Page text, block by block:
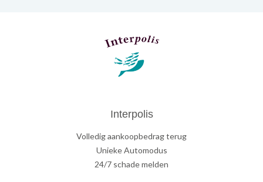
Interpolis
Volledig aankoopbedrag terug
Unieke Automodus
24/7 schade melden